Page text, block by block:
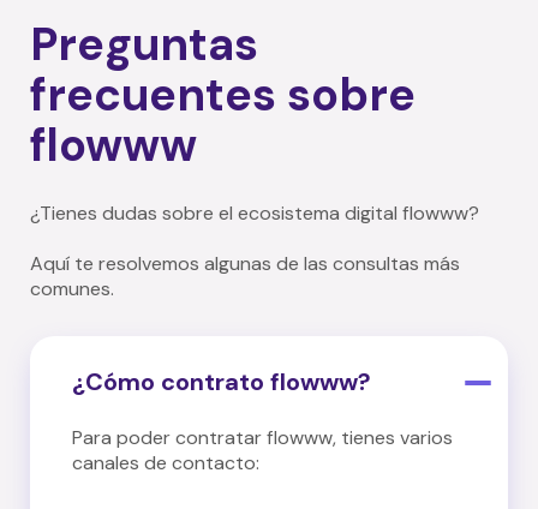
Preguntas
frecuentes sobre
flowww
¿Tienes dudas sobre el ecosistema digital flowww?
Aquí te resolvemos algunas de las consultas más
comunes.
¿Cómo contrato flowww?
Para poder contratar flowww, tienes varios
canales de contacto: